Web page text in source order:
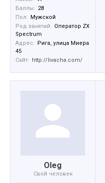
Баллы: 28
Пол: Мужской
Род занятий: Оператор ZX
Spectrum
Адрес: Рига, улица Миера
45
Сайт: http://livacha.com/
Oleg
Свой человек